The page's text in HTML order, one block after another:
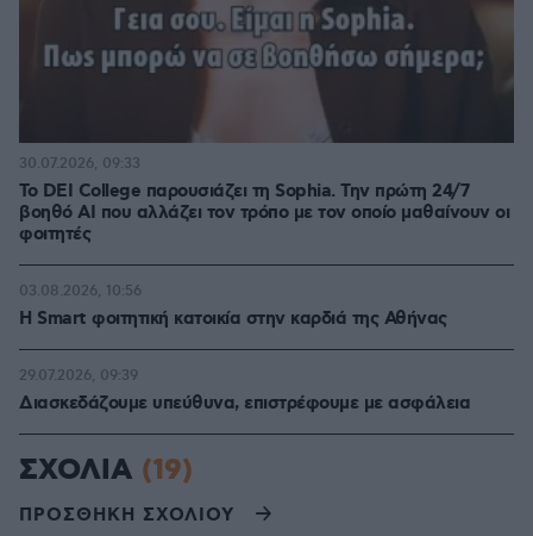
Το DEI College παρουσιάζει τη Sophia. Την πρώτη 24/7
βοηθό AI που αλλάζει τον τρόπο με τον οποίο μαθαίνουν οι
φοιτητές
30.07.2026, 09:33
Η Smart φοιτητική κατοικία στην καρδιά της Αθήνας
03.08.2026, 10:56
Διασκεδάζουμε υπεύθυνα, επιστρέφουμε με ασφάλεια
29.07.2026, 09:39
ΣΧΟΛΙΑ (19)
ΠΡΟΣΘΗΚΗ ΣΧΟΛΙΟΥ